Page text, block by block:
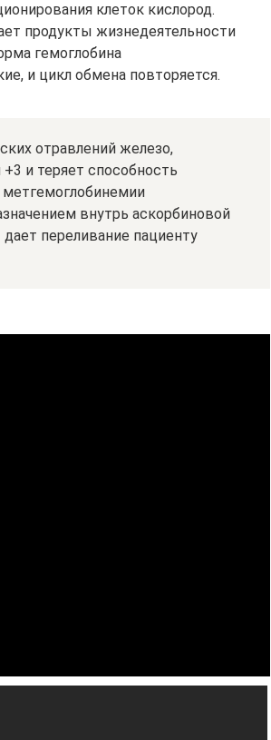
клеток кислород.
продукты жизнедеятельности
гемоглобина
и цикл обмена повторяется.
отравлений железо,
и теряет способность
метгемоглобинемии
внутрь аскорбиновой
переливание пациенту